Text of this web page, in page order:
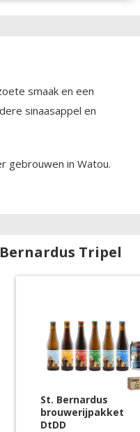
smaak en een
sinaasappel en
gebrouwen in Watou.
Tripel
St. Bernardus
brouwerijpakket
DtDD